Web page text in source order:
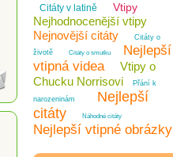
Citáty v latině Vtipy
Nejhodnocenější vtipy
Nejnovější citáty
Citáty o
životě
Citáty o smutku
Nejlepší
vtipná videa
Vtipy o
Chucku Norrisovi
Přání k
narozeninám
Nejlepší
citáty
Náhodné citáty
Nejlepší vtipné obrázky